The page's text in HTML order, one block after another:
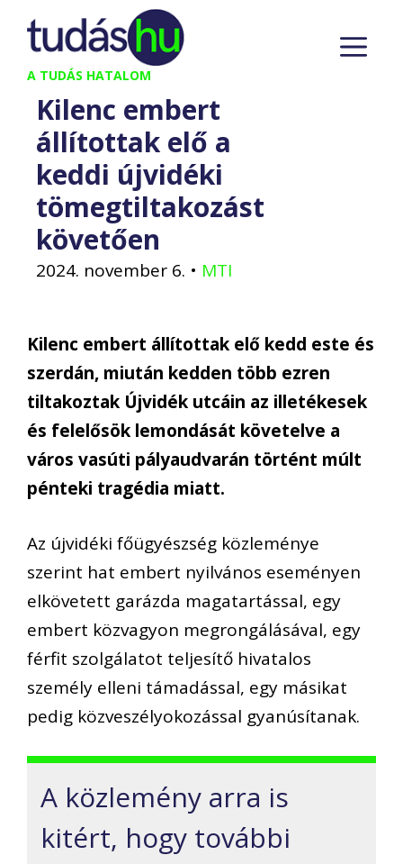
Kilépés
tartalomba
A TUDÁS HATALOM
Kilenc embert
állítottak elő a
keddi újvidéki
tömegtiltakozást
követően
2024. november 6. • MTI
Kilenc embert állítottak elő kedd este és
szerdán, miután kedden több ezren
tiltakoztak Újvidék utcáin az illetékesek
és felelősök lemondását követelve a
város vasúti pályaudvarán történt múlt
pénteki tragédia miatt.
Az újvidéki főügyészség közleménye
szerint hat embert nyilvános eseményen
elkövetett garázda magatartással, egy
embert közvagyon megrongálásával, egy
férfit szolgálatot teljesítő hivatalos
személy elleni támadással, egy másikat
pedig közveszélyokozással gyanúsítanak.
A közlemény arra is
kitért, hogy további